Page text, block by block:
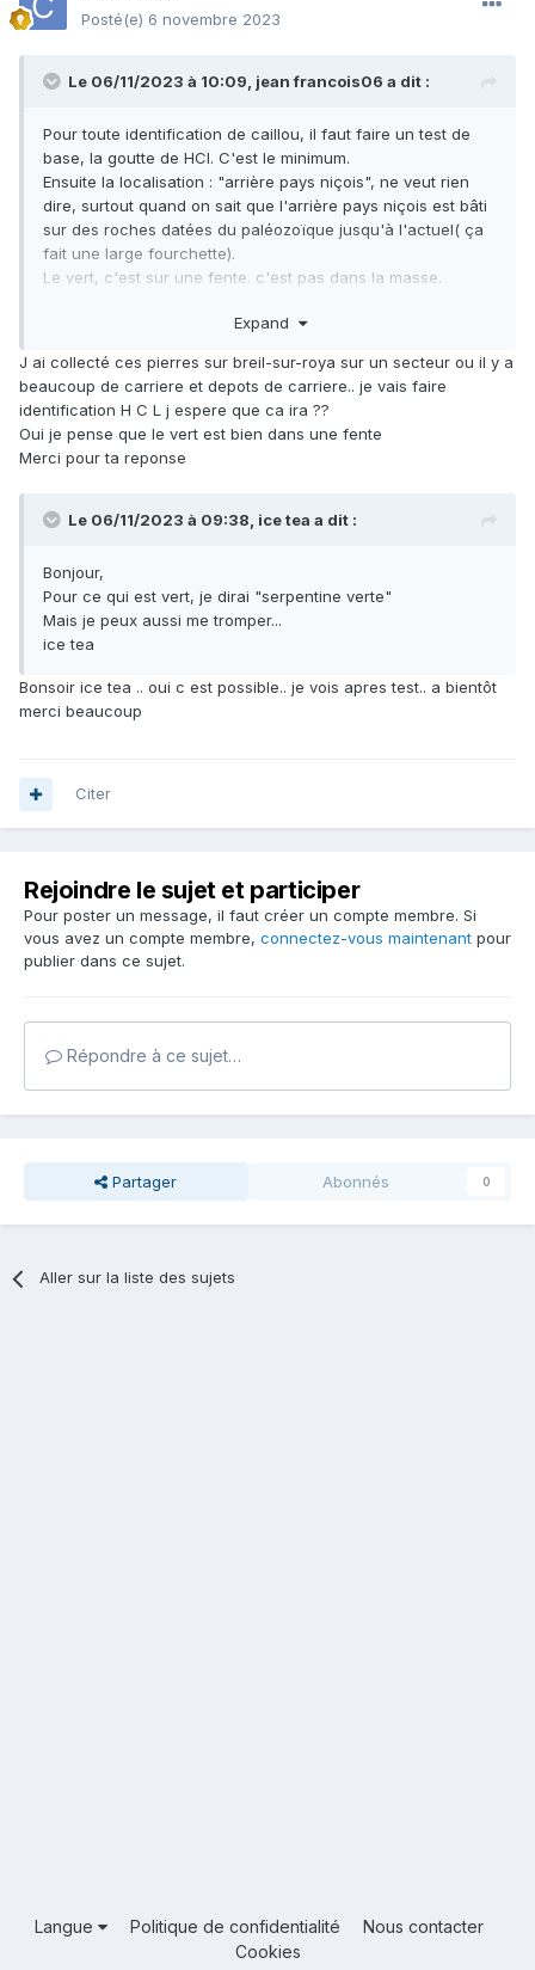
Posté(e) 6 novembre 2023
Le 06/11/2023 à 10:09, jean francois06 a dit :
Pour toute identification de caillou, il faut faire un test de
base, la goutte de HCl. C'est le minimum.
Ensuite la localisation : "arrière pays niçois", ne veut rien
dire, surtout quand on sait que l'arrière pays niçois est bâti
sur des roches datées du paléozoïque jusqu'à l'actuel( ça
fait une large fourchette).
Le vert, c'est sur une fente. c'est pas dans la masse.
l'identification. Des trucs noirs comme ça, cela peut être un
pas restrictif, c'est le sinémurien).
Expand
J ai collecté ces pierres sur breil-sur-roya sur un secteur ou il y a
beaucoup de carriere et depots de carriere.. je vais faire
identification H C L j espere que ca ira ??
Oui je pense que le vert est bien dans une fente
Merci pour ta reponse
Le 06/11/2023 à 09:38, ice tea a dit :
Bonjour,
Pour ce qui est vert, je dirai "serpentine verte"
Mais je peux aussi me tromper...
ice tea
Bonsoir ice tea .. oui c est possible.. je vois apres test.. a bientôt
merci beaucoup
Citer
Rejoindre le sujet et participer
Pour poster un message, il faut créer un compte membre. Si
vous avez un compte membre, connectez-vous maintenant pour
publier dans ce sujet.
Répondre à ce sujet…
Partager Abonnés 0
Aller sur la liste des sujets
Langue Politique de confidentialité
Nous contacter
Cookies